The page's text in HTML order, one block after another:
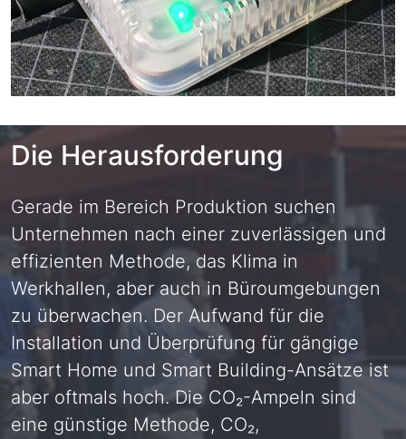
Die Herausforderung
Gerade im Bereich Produktion suchen
Unternehmen nach einer zuverlässigen und
effizienten Methode, das Klima in
Werkhallen, aber auch in Büroumgebungen
zu überwachen. Der Aufwand für die
Installation und Überprüfung für gängige
Smart Home und Smart Building-Ansätze ist
aber oftmals hoch. Die CO₂-Ampeln sind
eine günstige Methode, CO₂,